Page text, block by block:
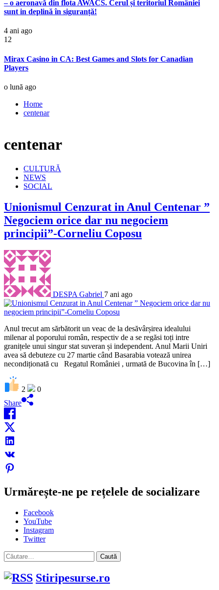
– o aeronavă din flota AWACS. Cerul și teritoriul României
sunt in deplină în siguranță!
4 ani ago
12
Mirax Casino in CA: Best Games and Slots for Canadian
Players
o lună ago
Home
centenar
centenar
CULTURĂ
NEWS
SOCIAL
Unionismul Cenzurat in Anul Centenar ”
Negociem orice dar nu negociem
principii”-Corneliu Coposu
DESPA Gabriel 7 ani ago
Anul trecut am sărbătorit un veac de la desăvârșirea idealului
milenar al poporului român, respectiv de a se regăsi toți intre
granițele unui singur stat suveran și independent. Anul Marii Uniri
avea să debuteze cu 27 martie când Basarabia votează unirea
necondiționată cu Regatul României , urmată de Bucovina în […]
2
0
Share
Urmărește-ne pe rețelele de socializare
Facebook
YouTube
Instagram
Twitter
Caută
după:
Stiripesurse.ro